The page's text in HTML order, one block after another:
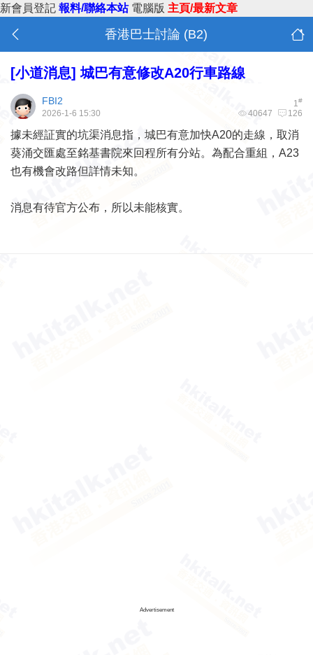
新會員登記 報料/聯絡本站 電腦版 主頁/最新文章
香港巴士討論 (B2)
[小道消息] 城巴有意修改A20行車路線
1#
FBI2
40647 126
2026-1-6 15:30
據未經証實的坑渠消息指，城巴有意加快A20的走線，取消
葵涌交匯處至銘基書院來回程所有分站。為配合重組，A23
也有機會改路但詳情未知。
消息有待官方公布，所以未能核實。
Advertisement